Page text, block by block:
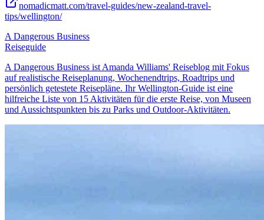
nomadicmatt.com/travel-guides/new-zealand-travel-
tips/wellington/
A Dangerous Business
Reiseguide
A Dangerous Business ist Amanda Williams' Reiseblog mit Fokus
auf realistische Reiseplanung, Wochenendtrips, Roadtrips und
persönlich getestete Reisepläne. Ihr Wellington-Guide ist eine
hilfreiche Liste von 15 Aktivitäten für die erste Reise, von Museen
und Aussichtspunkten bis zu Parks und Outdoor-Aktivitäten.